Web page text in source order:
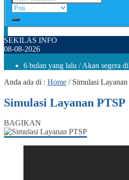
SEKILAS INFO
08-08-2026
6 bulan yang lalu / Akan segera
Anda ada di : Home / Simulasi
Simulasi Layanan PTSP
BAGIKAN